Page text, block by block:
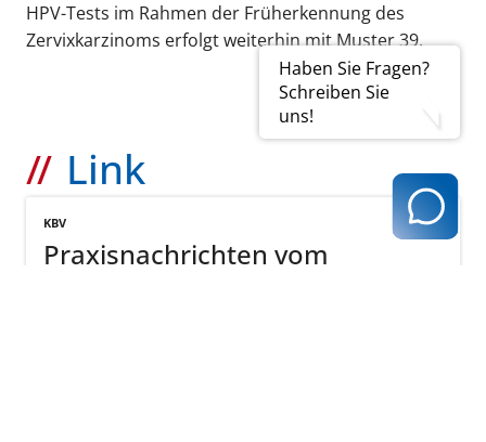
Haben Sie Fragen?
Schreiben Sie
uns!
HPV-Tests im Rahmen der Früherkennung des
Zervixkarzinoms erfolgt weiterhin mit Muster 39.
Link
KBV
Praxisnachrichten vom